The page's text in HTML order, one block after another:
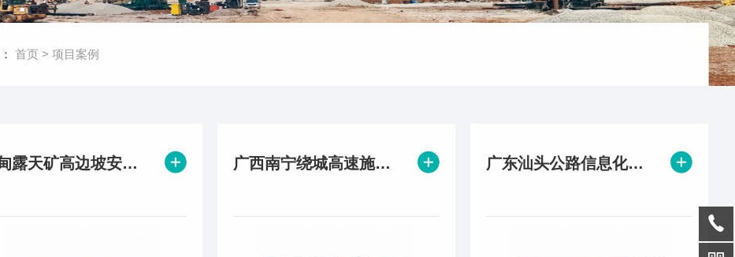
首页 > 项目案例
缅甸露天矿高边坡安全监测项目 广西南宁绕城高速施工信息化项目 广东汕头公路信息化施工项目